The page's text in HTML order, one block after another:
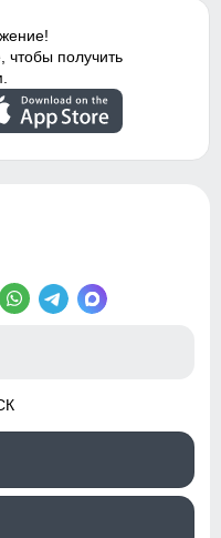
чтобы получить